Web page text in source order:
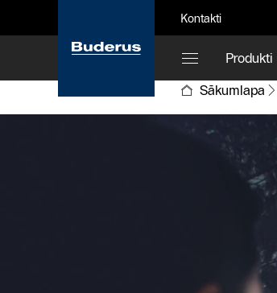
Kontakti
Produkti
Sākumlapa